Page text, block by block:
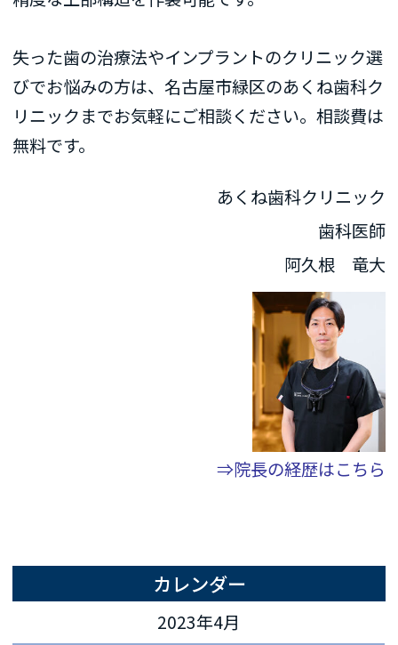
失った歯の治療法やインプラントのクリニック選
びでお悩みの方は、名古屋市緑区のあくね歯科ク
リニックまでお気軽にご相談ください。相談費は
無料です。
あくね歯科クリニック
歯科医師
阿久根 竜大
⇒院長の経歴はこちら
カレンダー
2023年4月